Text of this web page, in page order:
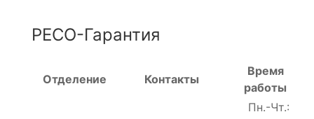
РЕСО-Гарантия
Отделение Контакты
Время
работы
Пн.-Чт.: